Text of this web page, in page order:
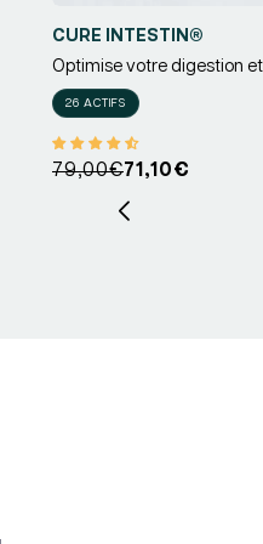
CURE INTESTIN®
Optimise votre digestion
Fournisseur :
26 ACTIFS
Prix
Prix
promotionnel
79,00€71,10€